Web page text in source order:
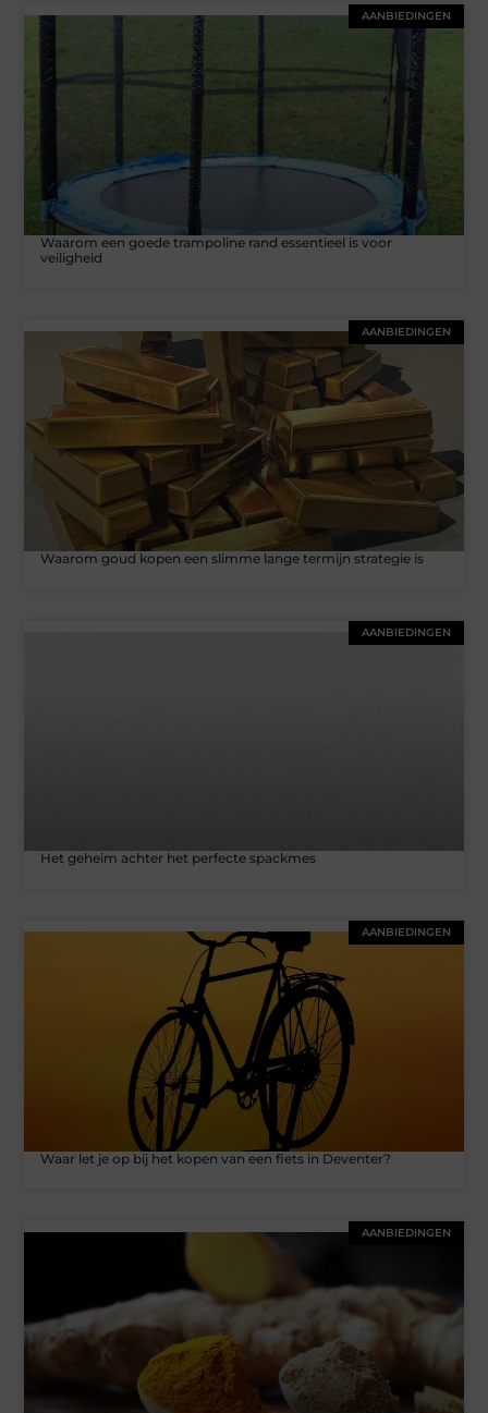
AANBIEDINGEN
Waarom een goede trampoline rand essentieel is voor
veiligheid
AANBIEDINGEN
Waarom goud kopen een slimme lange termijn strategie is
AANBIEDINGEN
Het geheim achter het perfecte spackmes
AANBIEDINGEN
Waar let je op bij het kopen van een fiets in Deventer?
AANBIEDINGEN